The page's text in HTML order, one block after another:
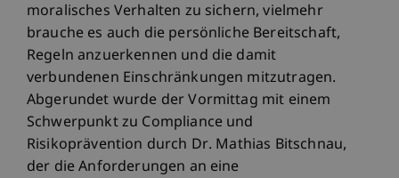
moralisches Verhalten zu sichern, vielmehr
brauche es auch die persönliche Bereitschaft,
Regeln anzuerkennen und die damit
verbundenen Einschränkungen mitzutragen.
Abgerundet wurde der Vormittag mit einem
Schwerpunkt zu Compliance und
Risikoprävention durch Dr. Mathias Bitschnau,
der die Anforderungen an eine